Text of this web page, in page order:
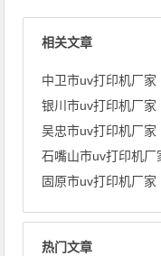
相关文章
中卫市uv打印机厂家
银川市uv打印机厂家
吴忠市uv打印机厂家
石嘴山市uv打印机厂
固原市uv打印机厂家
热门文章